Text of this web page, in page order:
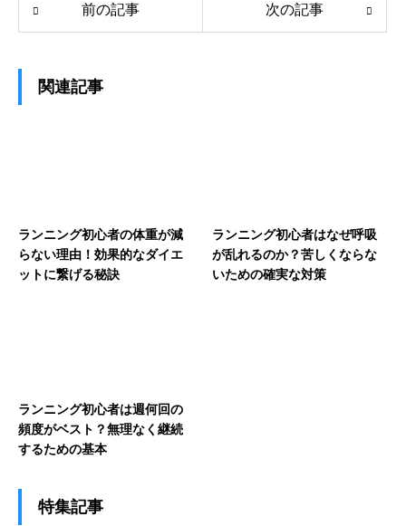
前の記事 次の記事
関連記事
ランニング初心者の体重が減
らない理由！効果的なダイエ
ットに繋げる秘訣
ランニング初心者はなぜ呼吸
が乱れるのか？苦しくならな
いための確実な対策
ランニング初心者は週何回の
頻度がベスト？無理なく継続
するための基本
特集記事